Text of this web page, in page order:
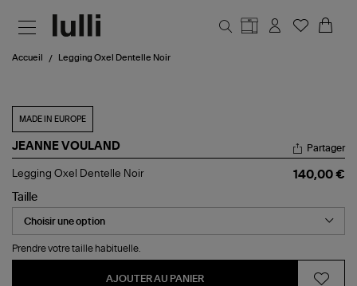
Accueil Legging Oxel Dentelle Noir
MADE IN EUROPE
JEANNE VOULAND
Legging
Dentelle
Noir
Partager
Legging Oxel Dentelle Noir
140,00 €
Taille
Prendre votre taille habituelle.
AJOUTER AU PANIER